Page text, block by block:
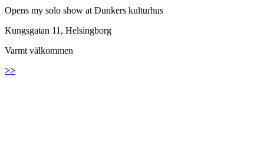
Opens my solo show at Dunkers kulturhus
Kungsgatan 11, Helsingborg
Varmt välkommen
>>